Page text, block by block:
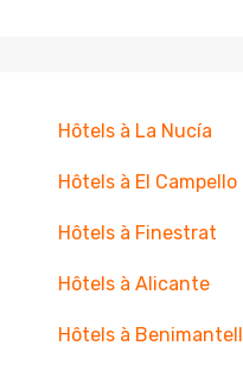
Hôtels à La Nucía
Hôtels à El Campello
Hôtels à Finestrat
Hôtels à Alicante
Hôtels à Benimantell